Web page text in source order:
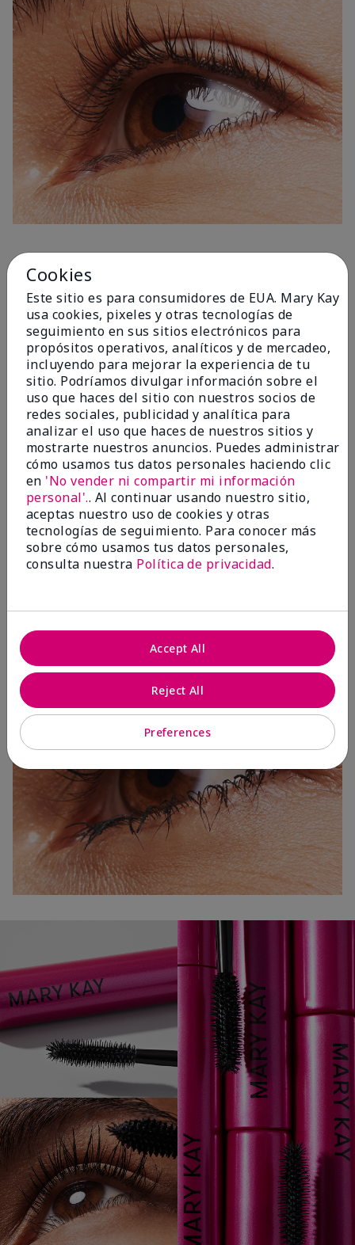
1 Capa
3 Capas
Cookies
Este sitio es para consumidores de EUA. Mary Kay
usa cookies, pixeles y otras tecnologías de
seguimiento en sus sitios electrónicos para
propósitos operativos, analíticos y de mercadeo,
incluyendo para mejorar la experiencia de tu
sitio. Podríamos divulgar información sobre el
uso que haces del sitio con nuestros socios de
redes sociales, publicidad y analítica para
analizar el uso que haces de nuestros sitios y
mostrarte nuestros anuncios. Puedes administrar
cómo usamos tus datos personales haciendo clic
en 'No vender ni compartir mi información
personal'.. Al continuar usando nuestro sitio,
aceptas nuestro uso de cookies y otras
tecnologías de seguimiento. Para conocer más
sobre cómo usamos tus datos personales,
consulta nuestra Política de privacidad.
Preferences
Reject All
Accept All